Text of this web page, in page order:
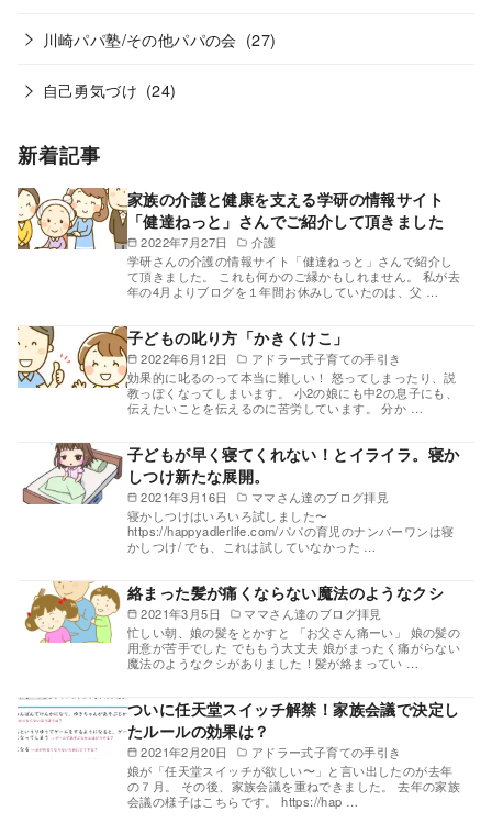
川崎パパ塾/その他パパの会 (27)
自己勇気づけ (24)
新着記事
2022年7月27日 介護
家族の介護と健康を支える学研の情報サイト
「健達ねっと」さんでご紹介して頂きました
学研さんの介護の情報サイト「健達ねっと」さんで紹介し
て頂きました。 これも何かのご縁かもしれません。 私が去
年の4月よりブログを１年間お休みしていたのは、父 …
2022年6月12日 アドラー式子育ての手引き
子どもの叱り方「かきくけこ」
効果的に叱るのって本当に難しい！ 怒ってしまったり、説
教っぽくなってしまいます。 小2の娘にも中2の息子にも、
伝えたいことを伝えるのに苦労しています。 分か …
2021年3月16日 ママさん達のブログ拝見
子どもが早く寝てくれない！とイライラ。寝か
しつけ新たな展開。
寝かしつけはいろいろ試しました〜
https://happyadlerlife.com/パパの育児のナンバーワンは寝
かしつけ/ でも、これは試していなかった …
2021年3月5日 ママさん達のブログ拝見
絡まった髪が痛くならない魔法のようなクシ
忙しい朝、娘の髪をとかすと 「お父さん痛ーい」 娘の髪の
用意が苦手でした でももう大丈夫 娘がまったく痛がらない
魔法のようなクシがありました！髪が絡まってい …
2021年2月20日 アドラー式子育ての手引き
ついに任天堂スイッチ解禁！家族会議で決定し
たルールの効果は？
娘が「任天堂スイッチが欲しい〜」と言い出したのが去年
の７月。 その後、家族会議を重ねできました。 去年の家族
会議の様子はこちらです。 https://hap …